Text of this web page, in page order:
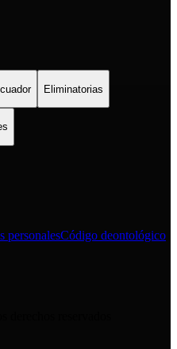
Eliminatorias
personalesCódigo deontológico